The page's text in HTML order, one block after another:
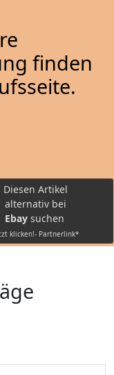
finden
Diesen Artikel
alternativ bei
Ebay suchen
klicken!- Partnerlink*